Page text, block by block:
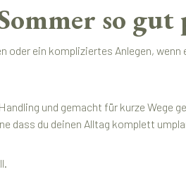
so gut
ein kompliziertes Anlegen,
und gemacht für kurze Wege
dass du deinen Alltag komplett